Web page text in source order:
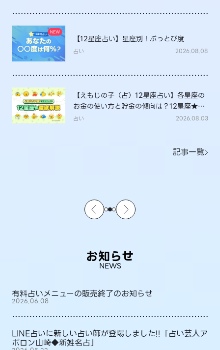
【12星座占い】星座別！ぶっとび度
占い 2026.08.08
【えもじの子（占）12星座占い】各星座の
お金の使い方と貯金の傾向は？12星座★徹
底解説
占い 2026.08.03
記事一覧
お知らせ
NEWS
有料占いメニューの販売終了のお知らせ
2026.06.08
LINE占いに新しい占い師が登場しました!!「占い芸人ア
ポロン山崎◆新姓名占」